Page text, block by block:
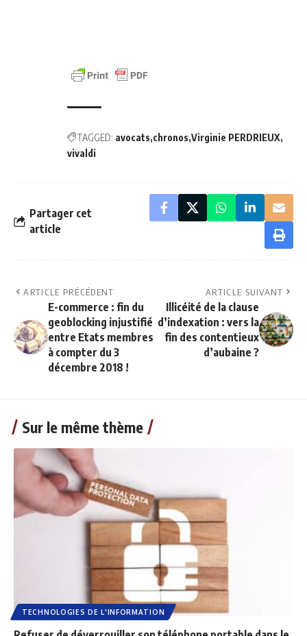
TAGGED: avocats chronos Virginie PERDRIEUX
vivaldi
Partager cet
article
ARTICLE PRÉCÉDENT
E-commerce : fin du
geoblocking injustifié
entre Etats membres
à compter du 3
décembre 2018 !
ARTICLE SUIVANT
Illicéité de la clause
d’indexation : vers la
fin des contentieux
d’aubaine ?
Sur le même thème
TECHNOLOGIES DE L'INFORMATION